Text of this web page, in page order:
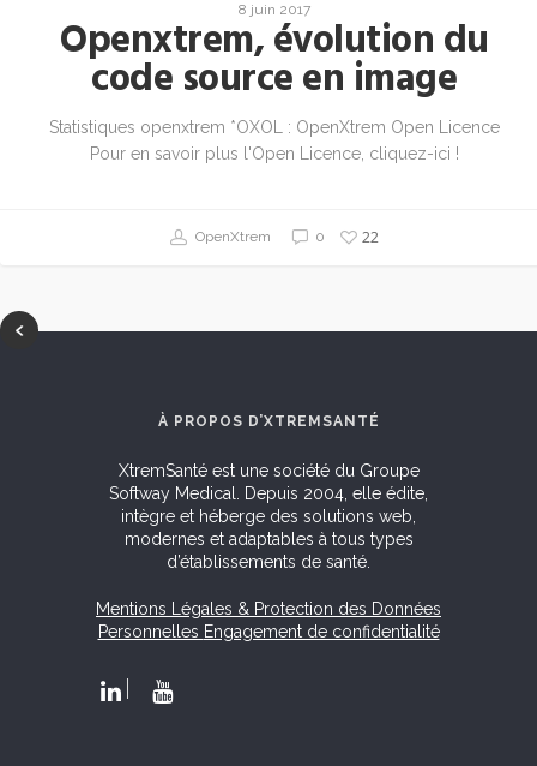
8 juin 2017
Openxtrem, évolution du
code source en image
Statistiques openxtrem *OXOL : OpenXtrem Open Licence
Pour en savoir plus l'Open Licence, cliquez-ici !
OpenXtrem 0 22
À PROPOS D’XTREMSANTÉ
XtremSanté est une société du Groupe
Softway Medical. Depuis 2004, elle édite,
intègre et héberge des solutions web,
modernes et adaptables à tous types
d’établissements de santé.
Mentions Légales & Protection des Données
Personnelles Engagement de confidentialité